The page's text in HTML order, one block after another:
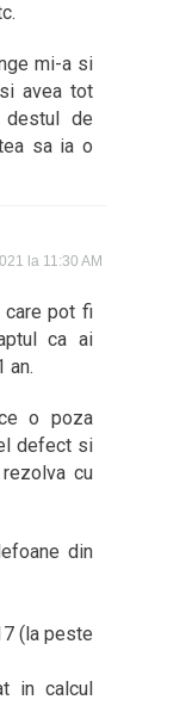
mi-a si
avea tot
destul de
sa ia o
la 11:30 AM
care pot fi
ca ai
an.
o poza
defect si
cu
din
(la peste
in calcul